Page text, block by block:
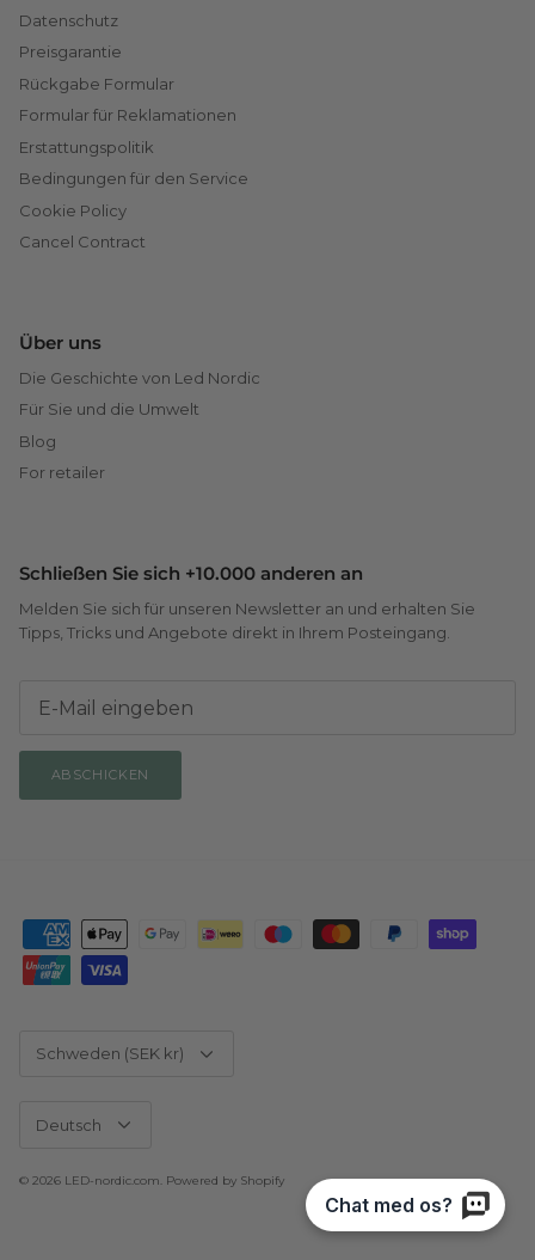
Datenschutz
Preisgarantie
Rückgabe Formular
Formular für Reklamationen
Erstattungspolitik
Bedingungen für den Service
Cookie Policy
Cancel Contract
Über uns
Die Geschichte von Led Nordic
Für Sie und die Umwelt
Blog
For retailer
Schließen Sie sich +10.000 anderen an
Melden Sie sich für unseren Newsletter an und erhalten Sie
Tipps, Tricks und Angebote direkt in Ihrem Posteingang.
ABSCHICKEN
Schweden (SEK kr)
Deutsch
© 2026 LED-nordic.com. Powered by Shopify